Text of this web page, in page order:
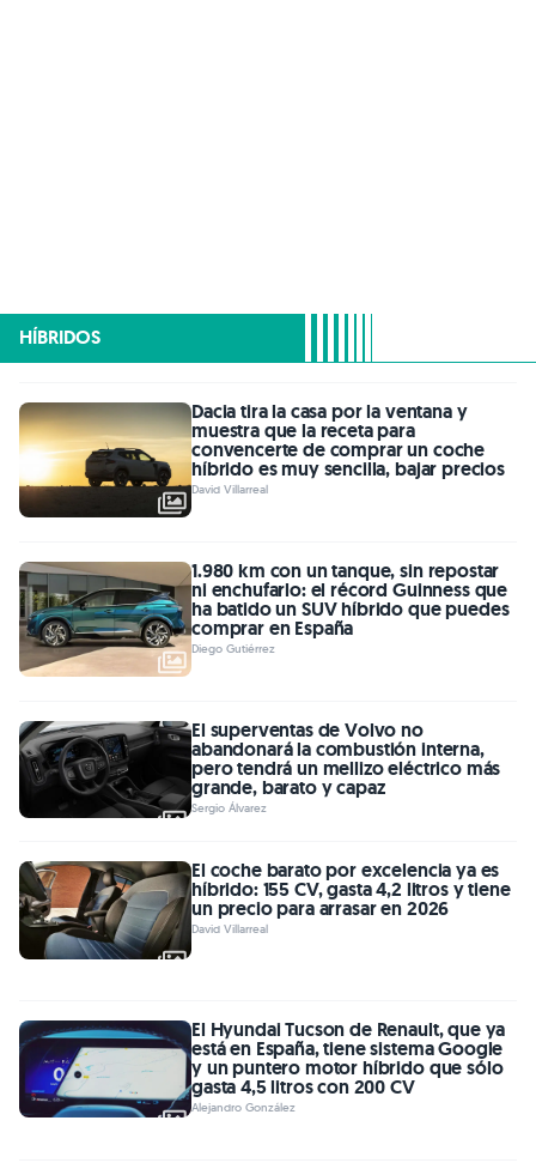
HÍBRIDOS
Dacia tira la casa por la ventana y
muestra que la receta para
convencerte de comprar un coche
híbrido es muy sencilla, bajar precios
David Villarreal
1.980 km con un tanque, sin repostar
ni enchufarlo: el récord Guinness que
ha batido un SUV híbrido que puedes
comprar en España
Diego Gutiérrez
El superventas de Volvo no
abandonará la combustión interna,
pero tendrá un mellizo eléctrico más
grande, barato y capaz
Sergio Álvarez
El coche barato por excelencia ya es
híbrido: 155 CV, gasta 4,2 litros y tiene
un precio para arrasar en 2026
David Villarreal
El Hyundai Tucson de Renault, que ya
está en España, tiene sistema Google
y un puntero motor híbrido que sólo
gasta 4,5 litros con 200 CV
Alejandro González